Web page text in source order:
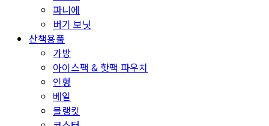
파니에
버기 보닛
산책용품
가방
아이스팩 & 핫팩 파우치
인형
베일
블랭킷